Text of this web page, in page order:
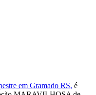
em Gramado RS, é